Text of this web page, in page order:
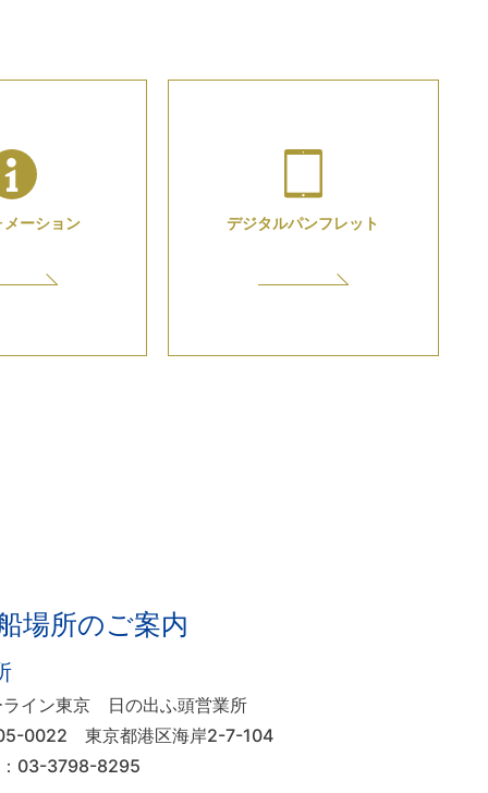
メーション デジタルパンフレット
場所のご案内
ライン東京 日の出ふ頭営業所
0022 東京都港区海岸2-7-104
03-3798-8295